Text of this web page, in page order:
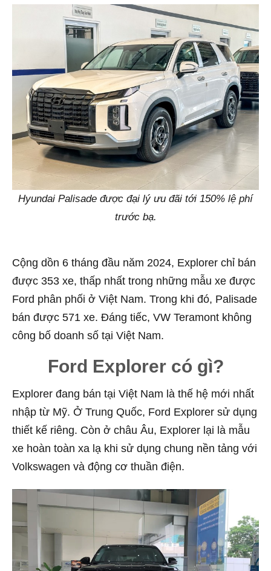
Hyundai Palisade được đại lý ưu đãi tới 150% lệ phí
trước bạ.
Cộng dồn 6 tháng đầu năm 2024, Explorer chỉ bán
được 353 xe, thấp nhất trong những mẫu xe được
Ford phân phối ở Việt Nam. Trong khi đó, Palisade
bán được 571 xe. Đáng tiếc, VW Teramont không
công bố doanh số tại Việt Nam.
Ford Explorer có gì?
Explorer đang bán tại Việt Nam là thế hệ mới nhất
nhập từ Mỹ. Ở Trung Quốc, Ford Explorer sử dụng
thiết kế riêng. Còn ở châu Âu, Explorer lại là mẫu
xe hoàn toàn xa lạ khi sử dụng chung nền tảng với
Volkswagen và động cơ thuần điện.